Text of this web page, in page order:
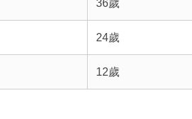
36歲
24歲
12歲